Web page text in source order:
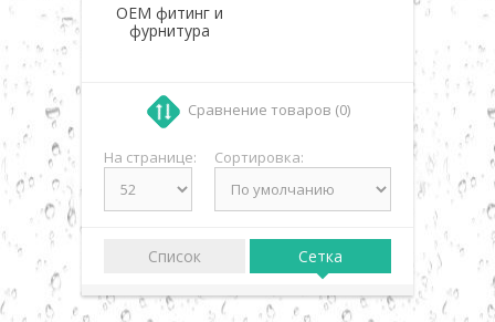
OEM фитинг и
фурнитура
Сравнение товаров (0)
На странице: Сортировка:
Список Сетка